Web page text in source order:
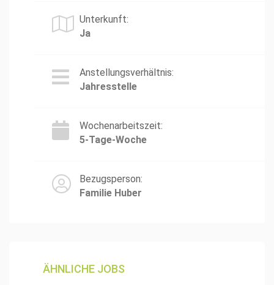
Unterkunft:
Ja
Anstellungsverhältnis:
Jahresstelle
Wochenarbeitszeit:
5-Tage-Woche
Bezugsperson:
Familie Huber
ÄHNLICHE JOBS